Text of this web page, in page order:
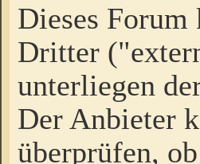
Dieses Forum
Dritter
unterliegen
Der Anbieter
überprüfen,